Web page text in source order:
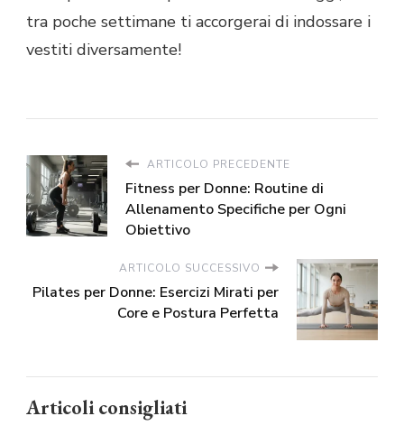
tra poche settimane ti accorgerai di indossare i
vestiti diversamente!
ARTICOLO PRECEDENTE
Fitness per Donne: Routine di
Allenamento Specifiche per Ogni
Obiettivo
ARTICOLO SUCCESSIVO
Pilates per Donne: Esercizi Mirati per
Core e Postura Perfetta
Articoli consigliati